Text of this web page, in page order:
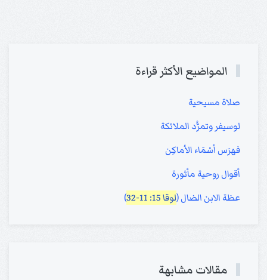
المواضيع الأكثر قراءة
صلاة مسيحية
لوسيفر وتمرُّد الملائكة
فهرَس أسْمَاء الأماكِن
أقوال روحية مأثورة
عظة الابن الضال (لوقا 15: 11-32 )
مقالات مشابهة